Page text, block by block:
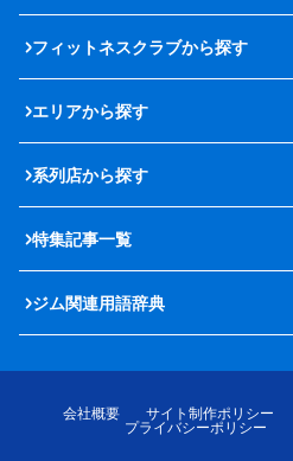
フィットネスクラブから探す
エリアから探す
系列店から探す
特集記事一覧
ジム関連用語辞典
会社概要 サイト制作ポリシー
プライバシーポリシー